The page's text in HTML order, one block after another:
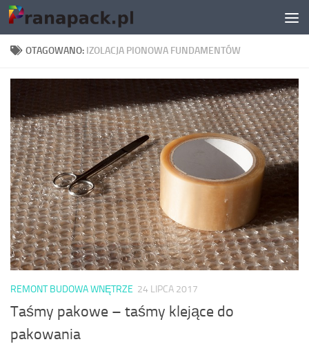
Skip to content
OTAGOWANO: IZOLACJA PIONOWA FUNDAMENTÓW
REMONT BUDOWA WNĘTRZE 24 LIPCA 2017
Taśmy pakowe – taśmy klejące do
pakowania